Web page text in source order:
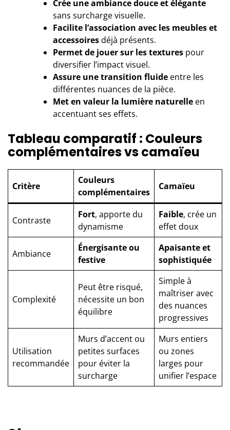
Crée une ambiance douce et élégante
sans surcharge visuelle.
Facilite l’association avec les meubles et
accessoiresdéjà présents.
Permet de jouer sur les textures pour
diversifier l’impact visuel.
Assure une transition fluide entre les
différentes nuances de la pièce.
Met en valeur la lumière naturelle en
accentuant ses effets.
Tableau comparatif : Couleurs
complémentaires vs camaïeu
Critère
Couleurs
complémentaires
Camaïeu
Contraste
Fort, apporte du
dynamisme
Faible, crée un
effet doux
Ambiance
Énergisante ou
festive
Apaisante et
sophistiquée
Complexité
Peut être risqué,
nécessite un bon
équilibre
Simple à
maîtriser avec
des nuances
progressives
Utilisation
recommandée
Murs d’accent ou
petites surfaces
pour éviter la
surcharge
Murs entiers
ou zones
larges pour
unifier l’espace